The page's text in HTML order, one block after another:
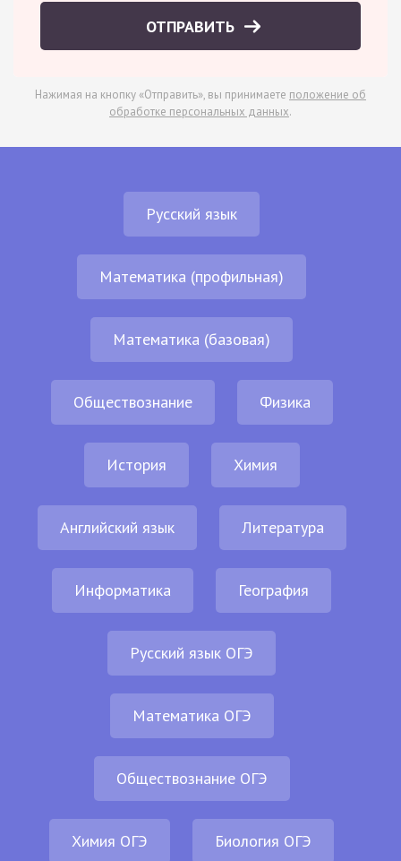
ОТПРАВИТЬ
Нажимая на кнопку «Отправить», вы принимаете положение об
обработке персональных данных.
Русский язык
Математика (профильная)
Математика (базовая)
Обществознание Физика
История Химия
Английский язык Литература
Информатика География
Русский язык ОГЭ
Математика ОГЭ
Обществознание ОГЭ
Химия ОГЭ Биология ОГЭ